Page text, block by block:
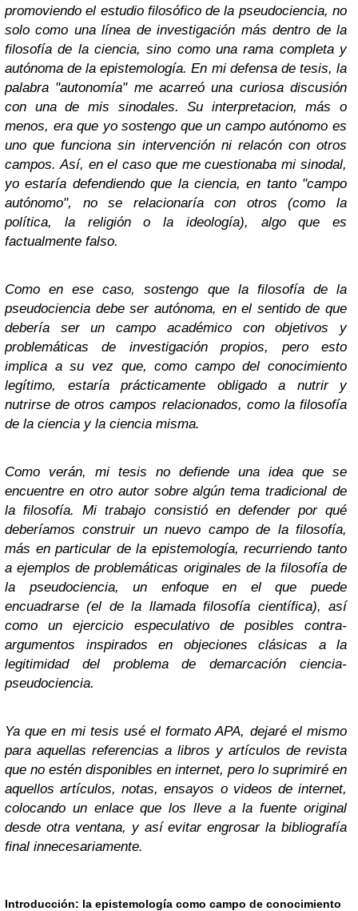
promoviendo el estudio filosófico de la pseudociencia, no
solo como una línea de investigación más dentro de la
filosofía de la ciencia, sino como una rama completa y
autónoma de la epistemología. En mi defensa de tesis, la
palabra "autonomía" me acarreó una curiosa discusión
con una de mis sinodales. Su interpretacion, más o
menos, era que yo sostengo que un campo autónomo es
uno que funciona sin intervención ni relacón con otros
campos. Así, en el caso que me cuestionaba mi sinodal,
yo estaría defendiendo que la ciencia, en tanto "campo
autónomo", no se relacionaría con otros (como la
política, la religión o la ideología), algo que es
factualmente falso.
Como en ese caso, sostengo que la filosofía de la
pseudociencia debe ser autónoma, en el sentido de que
debería ser un campo académico con objetivos y
problemáticas de investigación propios, pero esto
implica a su vez que, como campo del conocimiento
legítimo, estaría prácticamente obligado a nutrir y
nutrirse de otros campos relacionados, como la filosofía
de la ciencia y la ciencia misma.
Como verán, mi tesis no defiende una idea que se
encuentre en otro autor sobre algún tema tradicional de
la filosofía. Mi trabajo consistió en defender por qué
deberíamos construir un nuevo campo de la filosofía,
más en particular de la epistemología, recurriendo tanto
a ejemplos de problemáticas originales de la filosofía de
la pseudociencia, un enfoque en el que puede
encuadrarse (el de la llamada filosofía científica), así
como un ejercicio especulativo de posibles contra-
argumentos inspirados en objeciones clásicas a la
legitimidad del problema de demarcación ciencia-
pseudociencia.
Ya que en mi tesis usé el formato APA, dejaré el mismo
para aquellas referencias a libros y artículos de revista
que no estén disponibles en internet, pero lo suprimiré en
aquellos artículos, notas, ensayos o videos de internet,
colocando un enlace que los lleve a la fuente original
desde otra ventana, y así evitar engrosar la bibliografía
final innecesariamente.
Introducción: la epistemología como campo de conocimiento